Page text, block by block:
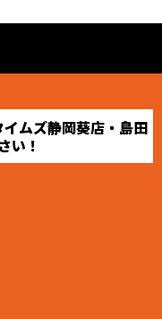
ムズ静岡葵店・島田
い！